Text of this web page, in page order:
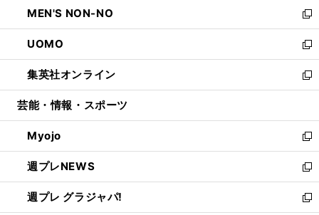
く
で
開
く
ド
ウ
で
開
く
ィ
ン
ド
ウ
で
開
い
ウ
ィ
ン
ド
ウ
開
く
MEN'S NON-NO
新
し
い
ウ
ィ
ン
ウ
で
開
く
UOMO
新
し
い
ウ
ン
ド
ウ
で
開
く
集英社オンライン
新
し
ウ
ィ
ン
ド
ウ
で
開
芸能・情報・スポーツ
Myojo
新
し
い
ウ
ィ
週プレNEWS
新
し
い
週プレ グラジャパ!
新